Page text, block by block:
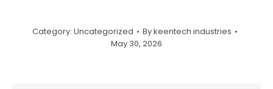
Category: Uncategorized Bykeentech industries
May 30, 2026